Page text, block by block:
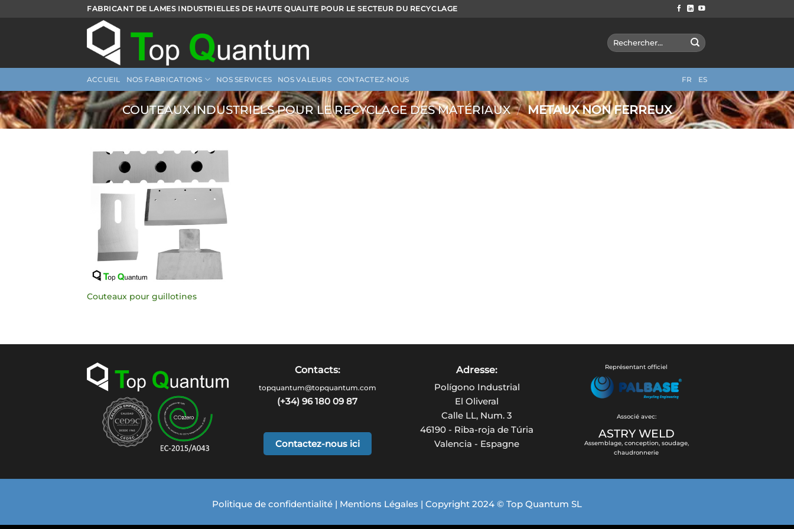
FABRICANT DE LAMES INDUSTRIELLES DE HAUTE QUALITE POUR LE SECTEUR DU RECYCLAGE
Search
for:
ACCUEIL NOS FABRICATIONS NOS SERVICES NOS VALEURS CONTACTEZ-NOUS FR ES
COUTEAUX INDUSTRIELS POUR LE RECYCLAGE DES MATÉRIAUX / METAUX NON FERREUX
Couteaux pour guillotines
Contacts:
topquantum@topquantum.com
(+34) 96 180 09 87
Contactez-nous ici
Adresse:
Polígono Industrial
El Oliveral
Calle LL, Num. 3
46190 - Riba-roja de Túria
Valencia - Espagne
Représentant officiel
Associé avec:
ASTRY WELD
Assemblage, conception, soudage,
chaudronnerie
Politique de confidentialité | Mentions Légales | Copyright 2024 © Top Quantum SL